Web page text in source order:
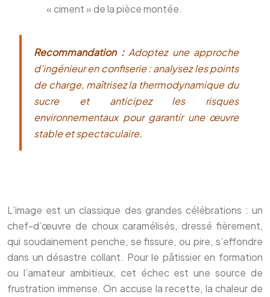
« ciment » de la pièce montée.
Recommandation :Adoptez une approche
d’ingénieur en confiserie : analysez les points
de charge, maîtrisez la thermodynamique du
sucre et anticipez les risques
environnementaux pour garantir une œuvre
stable et spectaculaire.
L’image est un classique des grandes célébrations : un
chef-d’œuvre de choux caramélisés, dressé fièrement,
qui soudainement penche, se fissure, ou pire, s’effondre
dans un désastre collant. Pour le pâtissier en formation
ou l’amateur ambitieux, cet échec est une source de
frustration immense. On accuse la recette, la chaleur de